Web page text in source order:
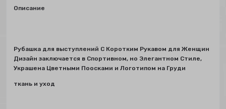
Описание
Рубашка для выступлений С Коротким Рукавом для Женщин
Дизайн заключается в Спортивном, но Элегантном Стиле,
Украшена Цветными Поосками и Логотипом на Груди
ткань и уход